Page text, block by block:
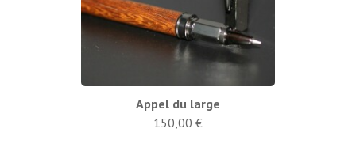
Appel du large
150,00 €